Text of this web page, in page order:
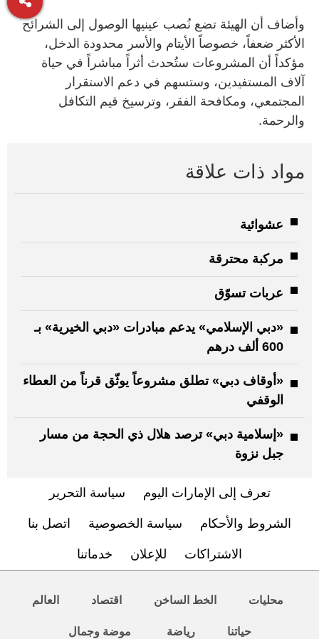
وأضاف أن الهيئة تضع نُصب عينيها الوصول إلى الشرائح
الأكثر ضعفاً، خصوصاً الأيتام والأسر محدودة الدخل،
مؤكداً أن المشروعات ستُحدث أثراً مباشراً في حياة
آلاف المستفيدين، وستسهم في دعم الاستقرار
المجتمعي، ومكافحة الفقر، وترسيخ قيم التكافل
والرحمة.
مواد ذات علاقة
عشوائية
مركبة محترقة
عربات تسوّق
«دبي الإسلامي» يدعم مبادرات «دبي الخيرية» بـ
600 ألف درهم
«أوقاف دبي» تطلق مشروعاً يوثّق قرناً من العطاء
الوقفي
«إسلامية دبي» ترصد هلال ذي الحجة من مسار
جبل نزوة
تعرف إلى الإمارات اليوم سياسة التحرير
الشروط والأحكام سياسة الخصوصية اتصل بنا
الاشتراكات للإعلان خدماتنا
محليات الخط الساخن اقتصاد العالم
حياتنا رياضة موضة وجمال